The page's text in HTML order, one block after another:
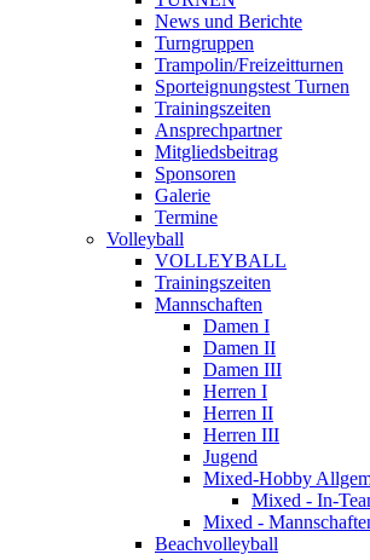
News und Berichte
Turngruppen
Trampolin/Freizeitturnen
Sporteignungstest Turnen
Trainingszeiten
Ansprechpartner
Mitgliedsbeitrag
Sponsoren
Galerie
Termine
Volleyball
VOLLEYBALL
Trainingszeiten
Mannschaften
Damen I
Damen II
Damen III
Herren I
Herren II
Herren III
Jugend
Mixed-Hobby
Mixed - In-
Mixed -
Beachvolleyball